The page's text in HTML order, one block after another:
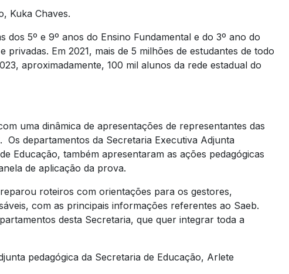
Kuka Chaves.
dos 5º e 9º anos do Ensino Fundamental e do 3º ano do
privadas. Em 2021, mais de 5 milhões de estudantes de todo
aproximadamente, 100 mil alunos da rede estadual do
uma dinâmica de apresentações de representantes das
Os departamentos da Secretaria Executiva Adjunta
Educação, também apresentaram as ações pedagógicas
de aplicação da prova.
roteiros com orientações para os gestores,
com as principais informações referentes ao Saeb.
desta Secretaria, que quer integrar toda a
pedagógica da Secretaria de Educação, Arlete